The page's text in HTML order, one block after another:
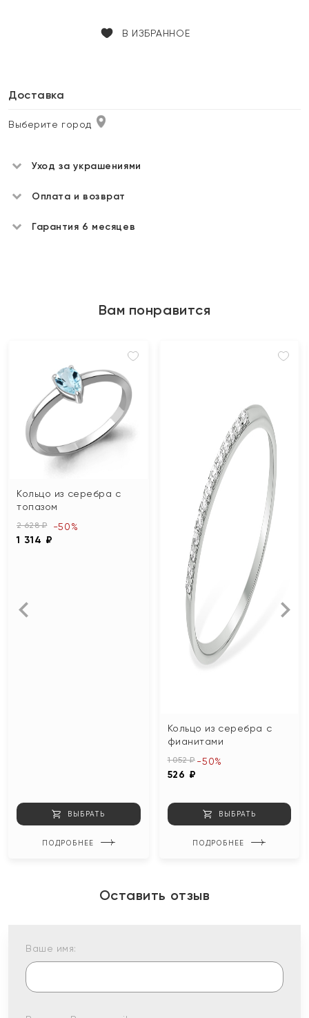
В ИЗБРАННОЕ
Доставка
Выберите город
Уход за украшениями
Оплата и возврат
Гарантия 6 месяцев
Вам понравится
Кольцо из серебра с
топазом
2 628 ₽
1 314 ₽
-50%
ВЫБРАТЬ
ПОДРОБНЕЕ
Кольцо из серебра с
фианитами
1 052 ₽
526 ₽
-50%
ВЫБРАТЬ
ПОДРОБНЕЕ
Оставить отзыв
Ваше имя: